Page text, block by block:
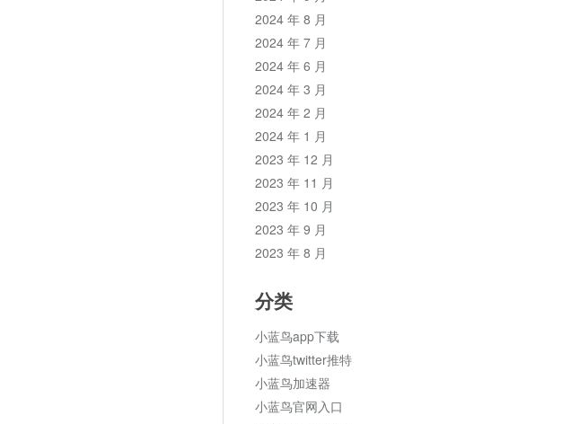
2024 年 8 月
2024 年 7 月
2024 年 6 月
2024 年 3 月
2024 年 2 月
2024 年 1 月
2023 年 12 月
2023 年 11 月
2023 年 10 月
2023 年 9 月
2023 年 8 月
分类
小蓝鸟app下载
小蓝鸟twitter推特
小蓝鸟加速器
小蓝鸟官网入口